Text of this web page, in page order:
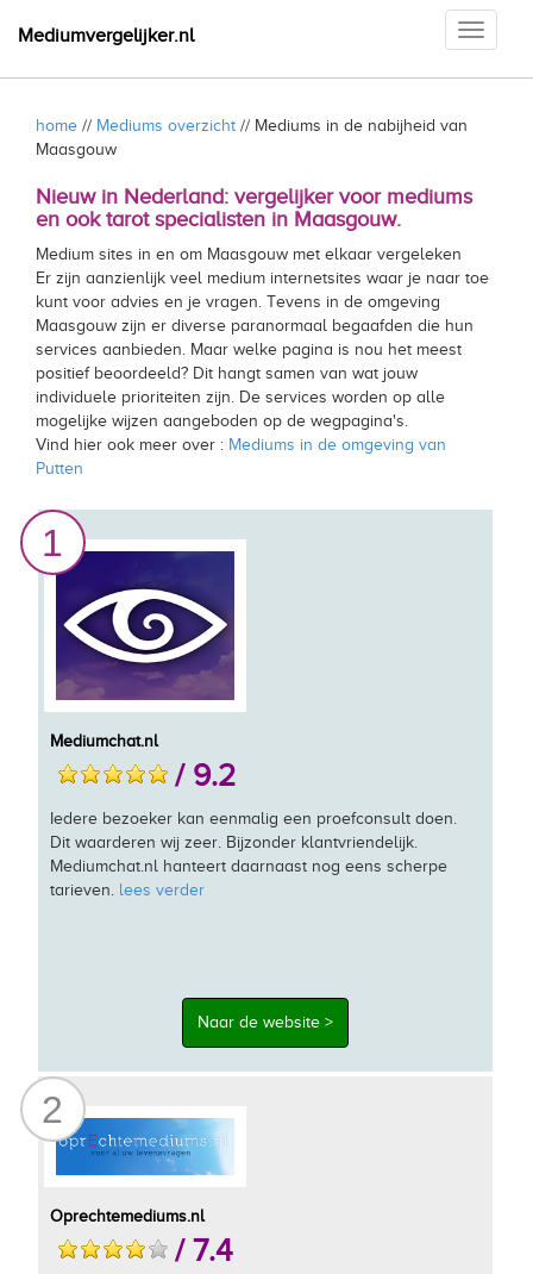
Toggle
Mediumvergelijker.nl
home // Mediums overzicht // Mediums in de nabijheid van
Maasgouw
Nieuw in Nederland: vergelijker voor mediums
en ook tarot specialisten in Maasgouw.
Medium sites in en om Maasgouw met elkaar vergeleken
Er zijn aanzienlijk veel medium internetsites waar je naar toe
kunt voor advies en je vragen. Tevens in de omgeving
Maasgouw zijn er diverse paranormaal begaafden die hun
services aanbieden. Maar welke pagina is nou het meest
positief beoordeeld? Dit hangt samen van wat jouw
individuele prioriteiten zijn. De services worden op alle
mogelijke wijzen aangeboden op de wegpagina's.
Vind hier ook meer over : Mediums in de omgeving van
Putten
1
Mediumchat.nl
/ 9.2
Iedere bezoeker kan eenmalig een proefconsult doen.
Dit waarderen wij zeer. Bijzonder klantvriendelijk.
Mediumchat.nl hanteert daarnaast nog eens scherpe
tarieven. lees verder
Naar de website >
2
Oprechtemediums.nl
/ 7.4